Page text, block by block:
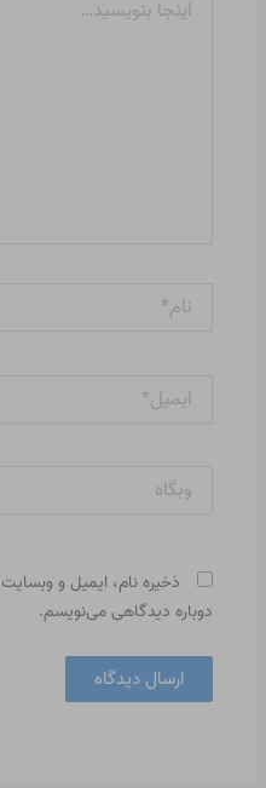
بنویسید…
ایمیل*
ذخیره نام، ایمیل و
دوباره دیدگاهی می‌نویسم.